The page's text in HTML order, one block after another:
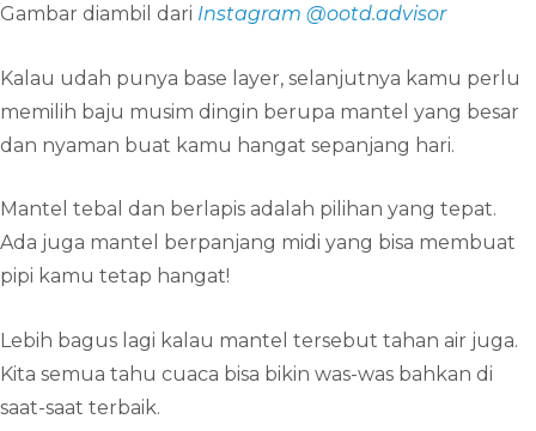
Gambar diambil dari Instagram @ootd.advisor
Kalau udah punya base layer, selanjutnya kamu perlu
memilih baju musim dingin berupa mantel yang besar
dan nyaman buat kamu hangat sepanjang hari.
Mantel tebal dan berlapis adalah pilihan yang tepat.
Ada juga mantel berpanjang midi yang bisa membuat
pipi kamu tetap hangat!
Lebih bagus lagi kalau mantel tersebut tahan air juga.
Kita semua tahu cuaca bisa bikin was-was bahkan di
saat-saat terbaik.